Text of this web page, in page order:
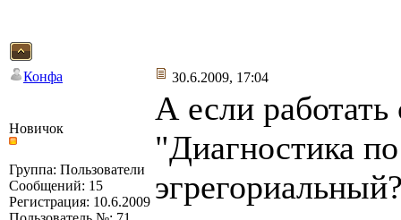
Конфа 30.6.2009, 17:04
Новичок
Группа: Пользователи
Сообщений: 15
Регистрация: 10.6.2009
А если
"Диагностика